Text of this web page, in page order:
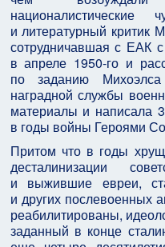
и литературный критик
сотрудничавшая с ЕАК
в апреле 1950‑го и
по заданию
наградной службы
материалы и написала
в годы войны Героями
Притом что в годы
десталинизации
и выжившие евреи,
и других послевоенных
реабилитированы,
заданный в конце